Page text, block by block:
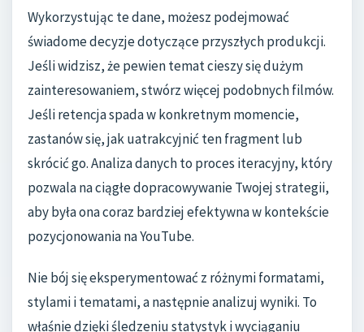
Wykorzystując te dane, możesz podejmować
świadome decyzje dotyczące przyszłych produkcji.
Jeśli widzisz, że pewien temat cieszy się dużym
zainteresowaniem, stwórz więcej podobnych filmów.
Jeśli retencja spada w konkretnym momencie,
zastanów się, jak uatrakcyjnić ten fragment lub
skrócić go. Analiza danych to proces iteracyjny, który
pozwala na ciągłe dopracowywanie Twojej strategii,
aby była ona coraz bardziej efektywna w kontekście
pozycjonowania na YouTube.
Nie bój się eksperymentować z różnymi formatami,
stylami i tematami, a następnie analizuj wyniki. To
właśnie dzięki śledzeniu statystyk i wyciąganiu